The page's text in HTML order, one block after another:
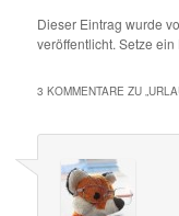
Dieser Eintrag wurde
veröffentlicht. Setze
3 KOMMENTARE ZU „